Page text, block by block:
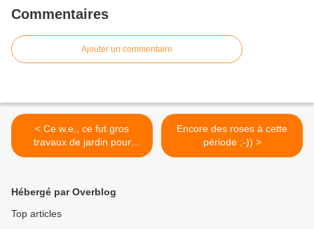
Commentaires
Ajouter un commentaire
< Ce w.e., ce fut gros
travaux de jardin pour
Manu et moi !!!
Encore des roses à cette
période ;-)) >
Hébergé par Overblog
Top articles